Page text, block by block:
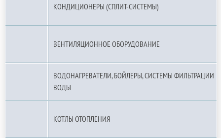
КОНДИЦИОНЕРЫ (СПЛИТ-СИСТЕМЫ)
ВЕНТИЛЯЦИОННОЕ ОБОРУДОВАНИЕ
ВОДОНАГРЕВАТЕЛИ, БОЙЛЕРЫ, СИСТЕМЫ ФИЛЬТРАЦИИ
ВОДЫ
КОТЛЫ ОТОПЛЕНИЯ